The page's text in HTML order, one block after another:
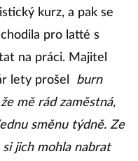
kurz, a pak se
pro latté s
na práci. Majitel
lety prošel
burn
že mě rád zaměstná,
směnu týdně. Ze
jich mohla nabrat